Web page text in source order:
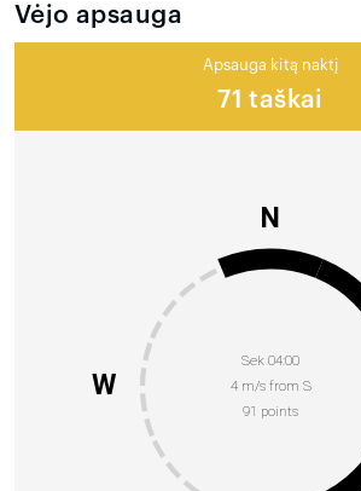
Vėjo apsauga
Apsauga kitą naktį
71 taškai
Sek 04:00
4 m/s from S
91 points
N
W